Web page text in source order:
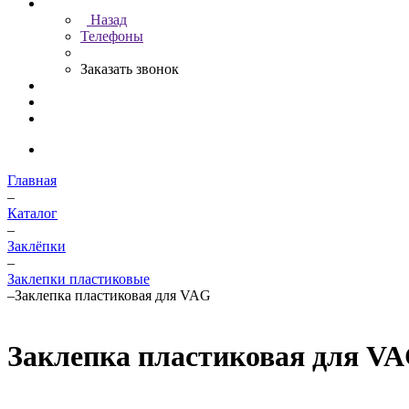
Назад
Телефоны
Заказать звонок
Главная
–
Каталог
–
Заклёпки
–
Заклепки пластиковые
–Заклепка пластиковая для VAG
Заклепка пластиковая для